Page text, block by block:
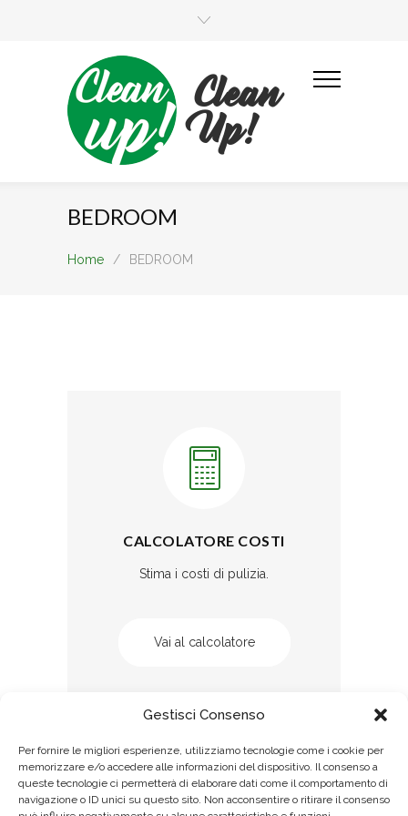
Gestisci Consenso
Per fornire le migliori esperienze, utilizziamo tecnologie come i cookie per
memorizzare e/o accedere alle informazioni del dispositivo. Il consenso a
queste tecnologie ci permetterà di elaborare dati come il comportamento di
navigazione o ID unici su questo sito. Non acconsentire o ritirare il consenso
Clean
Up!
BEDROOM
Home / BEDROOM
CALCOLATORE COSTI
Stima i costi di pulizia.
Vai al calcolatore